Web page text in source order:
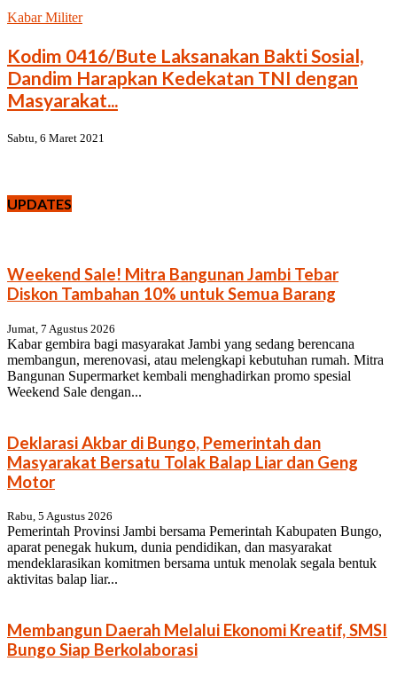
Kabar Militer
Kodim 0416/Bute Laksanakan Bakti Sosial,
Dandim Harapkan Kedekatan TNI dengan
Masyarakat...
Sabtu, 6 Maret 2021
UPDATES
Weekend Sale! Mitra Bangunan Jambi Tebar
Diskon Tambahan 10% untuk Semua Barang
Jumat, 7 Agustus 2026
Kabar gembira bagi masyarakat Jambi yang sedang berencana
membangun, merenovasi, atau melengkapi kebutuhan rumah. Mitra
Bangunan Supermarket kembali menghadirkan promo spesial
Weekend Sale dengan...
Deklarasi Akbar di Bungo, Pemerintah dan
Masyarakat Bersatu Tolak Balap Liar dan Geng
Motor
Rabu, 5 Agustus 2026
Pemerintah Provinsi Jambi bersama Pemerintah Kabupaten Bungo,
aparat penegak hukum, dunia pendidikan, dan masyarakat
mendeklarasikan komitmen bersama untuk menolak segala bentuk
aktivitas balap liar...
Membangun Daerah Melalui Ekonomi Kreatif, SMSI
Bungo Siap Berkolaborasi